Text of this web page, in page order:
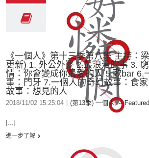
《一個人》第十三季第八集 主持：
更新) 1. 外公外婆 2.最浪漫的事 3.
情：你會變成你最愛的人 5.歌bar 6.
事：門牙 7.一個人的奇幻故事：食
故事：想見的人
2018/11/02 15:25:04 (第13季) 一個人,--
[...]
進一步了解